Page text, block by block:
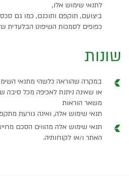
לתנאי שימוש אלו,
ביצועם, תוקפם ותוכנם, כמו גם
כפופים לסמכות השיפוט הבלעדית
שונות
במקרה שהוראה כלשהי מתנאי
או שאינה ניתנת לאכיפה מכל סיבה
משאר הוראות
תנאי שימוש אלה, ואינה גורעת
תנאי שימוש אלה מהווים הסכם
האתר ו/או לקוחותיה.